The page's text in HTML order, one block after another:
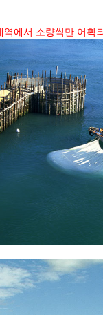
역에서 소량씩만 어획